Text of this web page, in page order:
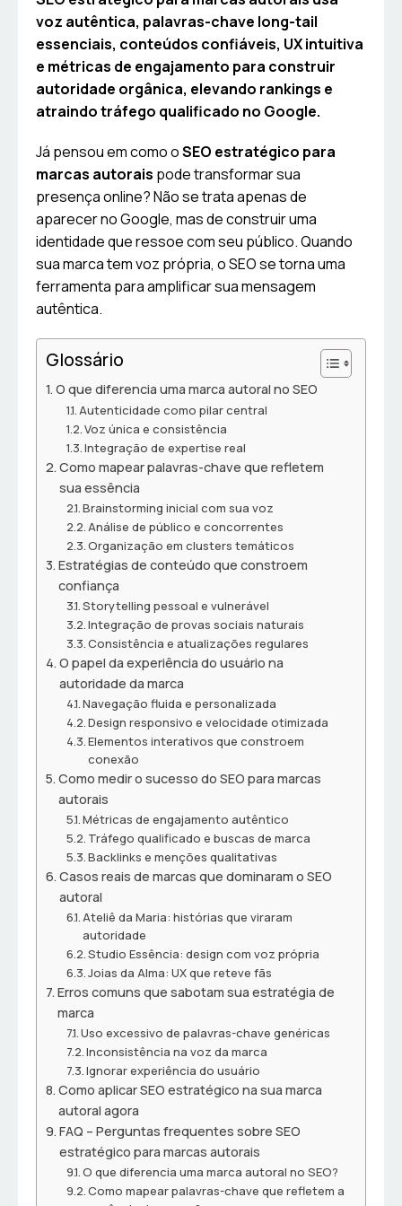
voz autêntica, palavras-chave long-tail
essenciais, conteúdos confiáveis, UX intuitiva
e métricas de engajamento para construir
autoridade orgânica, elevando rankings e
atraindo tráfego qualificado no Google.
Já pensou em como oSEO estratégico para
marcas autorais pode transformar sua
presença online? Não se trata apenas de
aparecer no Google, mas de construir uma
identidade que ressoe com seu público. Quando
sua marca tem voz própria, o SEO se torna uma
ferramenta para amplificar sua mensagem
autêntica.
Glossário
O que diferencia uma marca autoral no SEO
Autenticidade como pilar central
Voz única e consistência
Integração de expertise real
Como mapear palavras-chave que refletem
sua essência
Brainstorming inicial com sua voz
Análise de público e concorrentes
Organização em clusters temáticos
Estratégias de conteúdo que constroem
confiança
Storytelling pessoal e vulnerável
Integração de provas sociais naturais
Consistência e atualizações regulares
O papel da experiência do usuário na
autoridade da marca
Navegação fluida e personalizada
Design responsivo e velocidade otimizada
Elementos interativos que constroem
conexão
Como medir o sucesso do SEO para marcas
autorais
Métricas de engajamento autêntico
Tráfego qualificado e buscas de marca
Backlinks e menções qualitativas
Casos reais de marcas que dominaram o SEO
autoral
Ateliê da Maria: histórias que viraram
autoridade
Studio Essência: design com voz própria
Joias da Alma: UX que reteve fãs
Erros comuns que sabotam sua estratégia de
marca
Uso excessivo de palavras-chave genéricas
Inconsistência na voz da marca
Ignorar experiência do usuário
Como aplicar SEO estratégico na sua marca
autoral agora
FAQ – Perguntas frequentes sobre SEO
estratégico para marcas autorais
O que diferencia uma marca autoral no SEO?
Como mapear palavras-chave que refletem a